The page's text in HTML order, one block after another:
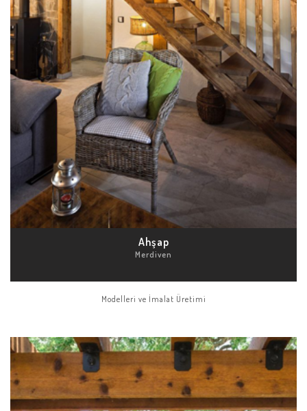
Ahşap
Merdiven
Modelleri ve İmalat Üretimi